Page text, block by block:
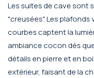
Les suites de cave sont
"creusées". Les
courbes captent la
ambiance cocon dès
détails en pierre et en
extérieur, faisant de la